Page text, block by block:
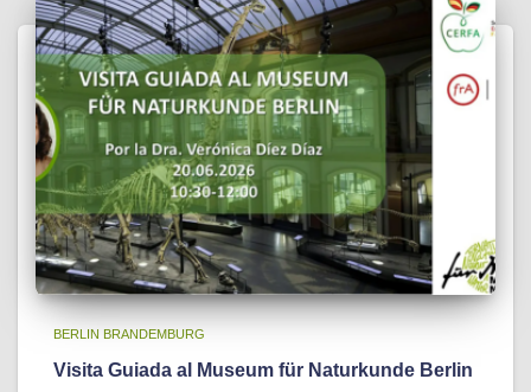
BERLIN BRANDEMBURG
Visita Guiada al Museum für Naturkunde Berlin